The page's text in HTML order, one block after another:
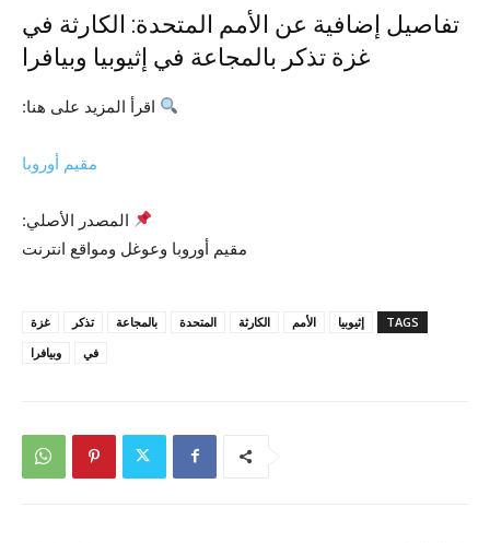
تفاصيل إضافية عن الأمم المتحدة: الكارثة في
غزة تذكر بالمجاعة في إثيوبيا وبيافرا
اقرأ المزيد على هنا:
مقيم أوروبا
المصدر الأصلي:
مقيم أوروبا وعوغل ومواقع انترنت
TAGS إثيوبيا الأمم الكارثة المتحدة بالمجاعة تذكر
غزة
في
وبيافرا